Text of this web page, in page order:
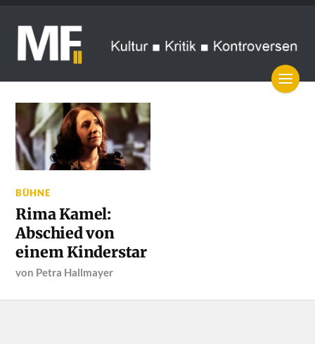
BÜHNE
Rima Kamel:
Abschied von
einem Kinderstar
von Petra Hallmayer